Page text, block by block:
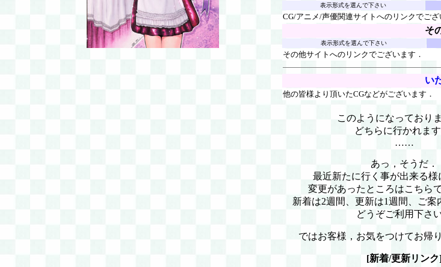
表示形式を選んで下さい
CG/アニメ/声優関連サイトへのリンクでござ
そ
表示形式を選んで下さい
その他サイトへのリンクでございます．
い
他の皆様より頂いたCGなどがございます．
このようになっており
どちらに行かれま
……
あっ，そうだ．
最近新たに行く事が出来る様
変更があったところはこちら
新着は2週間、更新は1週間、ご案
どうぞご利用下さい
ではお客様，お気をつけてお帰
[新着/更新リン